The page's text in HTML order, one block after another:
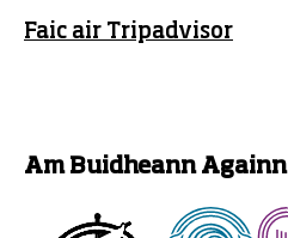
Faic air Tripadvisor
Am Buidheann Againn